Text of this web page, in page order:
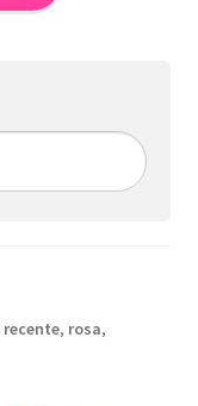
recente, rosa,